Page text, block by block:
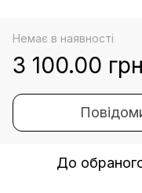
Немає в наявності
3 100.00 грн
До